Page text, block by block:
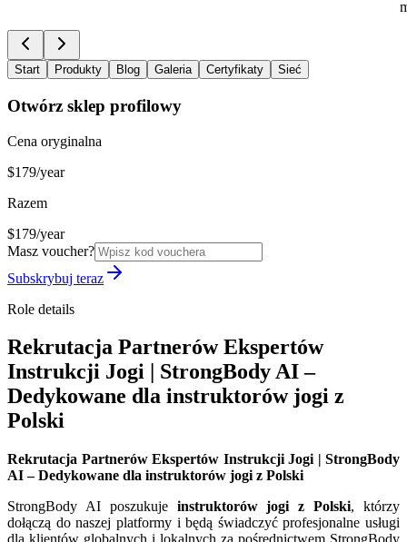
Start Produkty Blog Galeria Certyfikaty Sieć
Otwórz sklep profilowy
Cena oryginalna
$179/year
Razem
$179/year
Masz voucher?
Subskrybuj teraz
Role details
Rekrutacja Partnerów Ekspertów
Instrukcji Jogi | StrongBody AI –
Dedykowane dla instruktorów jogi z
Polski
Rekrutacja Partnerów Ekspertów Instrukcji Jogi | StrongBody
AI – Dedykowane dla instruktorów jogi z Polski
StrongBody AI poszukuje instruktorów jogi z Polski, którzy
dołączą do naszej platformy i będą świadczyć profesjonalne usługi